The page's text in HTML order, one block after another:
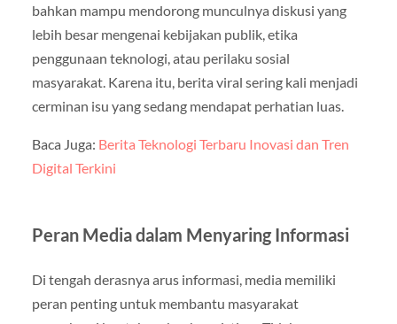
bahkan mampu mendorong munculnya diskusi yang
lebih besar mengenai kebijakan publik, etika
penggunaan teknologi, atau perilaku sosial
masyarakat. Karena itu, berita viral sering kali menjadi
cerminan isu yang sedang mendapat perhatian luas.
Baca Juga: Berita Teknologi Terbaru Inovasi dan Tren
Digital Terkini
Peran Media dalam Menyaring Informasi
Di tengah derasnya arus informasi, media memiliki
peran penting untuk membantu masyarakat